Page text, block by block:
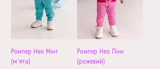
Ромпер Нео Мінт
(мʼята)
Ромпер Нео Пінк
(рожевий)